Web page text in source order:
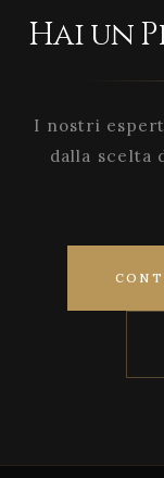
Hai un
I nostri
dalla scelta